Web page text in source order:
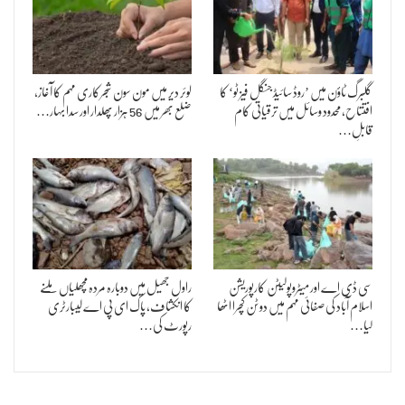
گلبرگ ٹاؤن میں ’روڈ سائیڈ جنگل فیز ٹو‘ کا
افتتاح، محدود وسائل میں ترقیاتی کام
قابلِ…
لوئر دیر میں مون سون شجرکاری مہم کا آغاز،
ضلع بھر میں 56 ہزار پھلدار اور سدا بہار…
سی ڈی اے اور میٹروپولیٹن کارپوریشن
اسلام آباد کی صفائی مہم میں دو ٹن کچرا اٹھا
لیا…
راول جھیل میں دوبارہ مردہ مچھلیاں ملنے
کا انکشاف، پاک ای پی اے لیبارٹری
رپورٹ کی…